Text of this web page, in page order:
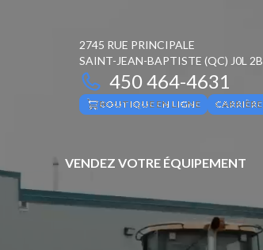
2745 RUE PRINCIPALE
SAINT-JEAN-BAPTISTE (QC) J0L
450 464-4631
BOUTIQUE EN LIGNE
VENDEZ VOTRE ÉQUIPEMENT